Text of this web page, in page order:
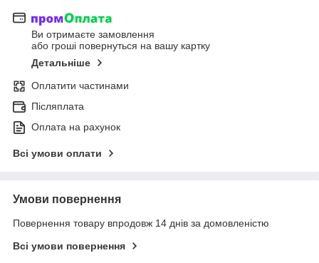
Ви отримаєте замовлення
або гроші повернуться на вашу картку
Детальніше
Оплатити частинами
Післяплата
Оплата на рахунок
Всі умови оплати
Умови повернення
Повернення товару впродовж 14 днів за домовленістю
Всі умови повернення